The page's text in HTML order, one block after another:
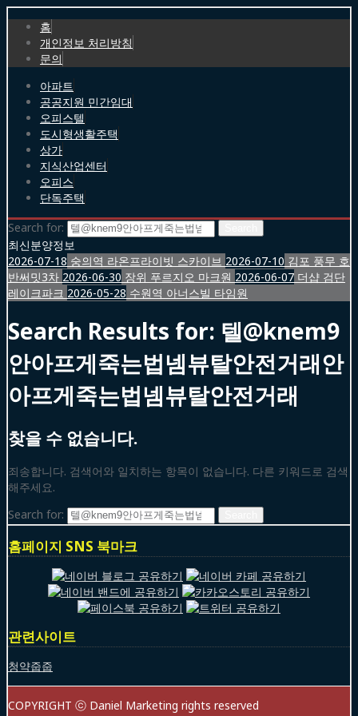
홈
개인정보 처리방침
문의
아파트
공공지원 민간임대
오피스텔
도시형생활주택
상가
지식산업센터
오피스
단독주택
Search for:
최신분양정보
2026-07-18 숭의역 라온프라이빗 스카이브 2026-07-10 김포 풍무 호
반써밋3차 2026-06-30 장위 푸르지오 마크원 2026-06-07 더샵 검단
레이크파크 2026-05-28 수원역 아너스빌 타임원
Search Results for: 텔@knem9
안아프게죽는법넴뷰탈안전거래안
아프게죽는법넴뷰탈안전거래
찾을 수 없습니다.
죄송합니다. 검색어와 일치하는 항목이 없습니다. 다른 키워드로 검색
해주세요.
Search for:
홈페이지 SNS 북마크
관련사이트
청약줍줍
COPYRIGHT ⓒ Daniel Marketing rights reserved